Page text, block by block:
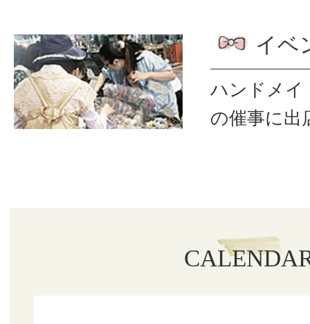
イベ
ハンドメイ
の催事に出